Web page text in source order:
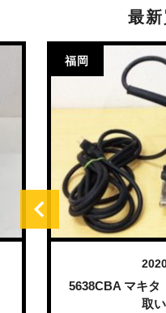
最
福岡
5638CBA マキタ
取